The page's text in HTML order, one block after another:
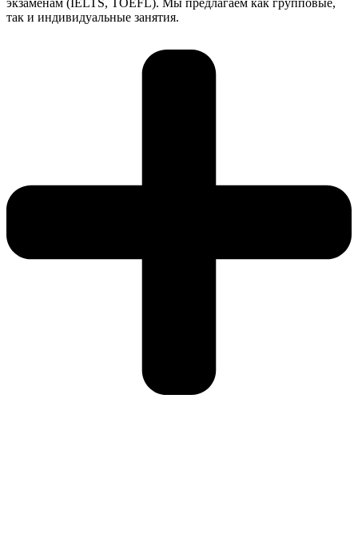
экзаменам (IELTS, TOEFL). Мы предлагаем как групповые,
так и индивидуальные занятия.